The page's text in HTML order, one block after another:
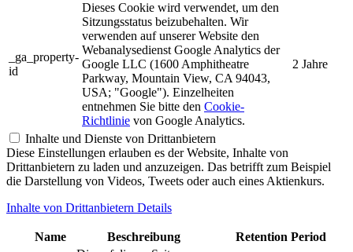
_ga_property-
id
Dieses Cookie wird verwendet, um den
Sitzungsstatus beizubehalten. Wir
verwenden auf unserer Website den
Webanalysedienst Google Analytics der
Google LLC (1600 Amphitheatre
Parkway, Mountain View, CA 94043,
USA; "Google"). Einzelheiten
entnehmen Sie bitte den Cookie-
Richtlinie von Google Analytics.
2 Jahre
Inhalte und Dienste von Drittanbietern
Diese Einstellungen erlauben es der Website, Inhalte von
Drittanbietern zu laden und anzuzeigen. Das betrifft zum Beispiel
die Darstellung von Videos, Tweets oder auch eines Aktienkurs.
Inhalte von Drittanbietern Details
Name Beschreibung
Retention Period